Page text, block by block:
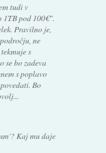
tudi v
1TB pod 100€".
Pravilno je,
ne
s
se bo zadeva
s poplavo
Bo
Kaj mu daje